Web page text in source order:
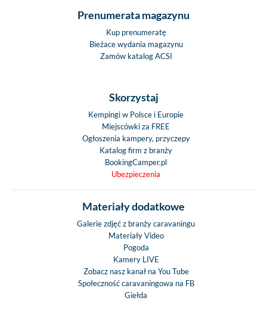
Prenumerata magazynu
Kup prenumeratę
Bieżace wydania magazynu
Zamów katalog ACSI
Skorzystaj
Kempingi w Polsce i Europie
Miejscówki za FREE
Ogłoszenia kampery, przyczepy
Katalog firm z branży
BookingCamper.pl
Ubezpieczenia
Materiały dodatkowe
Galerie zdjęć z branży caravaningu
Materiały Video
Pogoda
Kamery LIVE
Zobacz nasz kanał na You Tube
Społeczność caravaningowa na FB
Giełda